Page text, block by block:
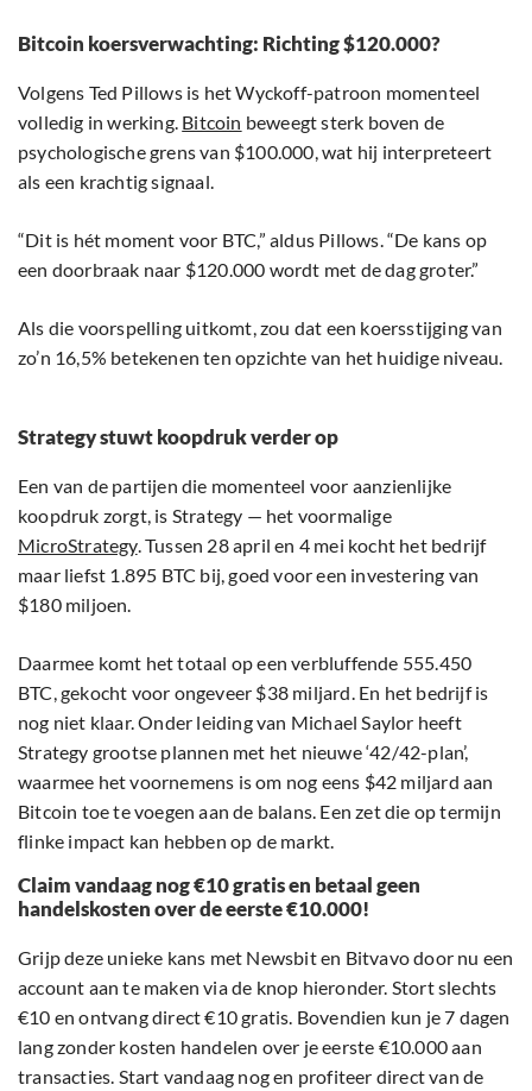
Bitcoin koersverwachting: Richting $120.000?
Volgens Ted Pillows is het Wyckoff-patroon momenteel
volledig in werking. Bitcoin beweegt sterk boven de
psychologische grens van $100.000, wat hij interpreteert
als een krachtig signaal.
“Dit is hét moment voor BTC,” aldus Pillows. “De kans op
een doorbraak naar $120.000 wordt met de dag groter.”
Als die voorspelling uitkomt, zou dat een koersstijging van
zo’n 16,5% betekenen ten opzichte van het huidige niveau.
Strategy stuwt koopdruk verder op
Een van de partijen die momenteel voor aanzienlijke
koopdruk zorgt, is Strategy — het voormalige
MicroStrategy. Tussen 28 april en 4 mei kocht het bedrijf
maar liefst 1.895 BTC bij, goed voor een investering van
$180 miljoen.
Daarmee komt het totaal op een verbluffende 555.450
BTC, gekocht voor ongeveer $38 miljard. En het bedrijf is
nog niet klaar. Onder leiding van Michael Saylor heeft
Strategy grootse plannen met het nieuwe ‘42/42-plan’,
waarmee het voornemens is om nog eens $42 miljard aan
Bitcoin toe te voegen aan de balans. Een zet die op termijn
flinke impact kan hebben op de markt.
Claim vandaag nog €10 gratis en betaal geen
handelskosten over de eerste €10.000!
Grijp deze unieke kans met Newsbit en Bitvavo door nu een
account aan te maken via de knop hieronder. Stort slechts
€10 en ontvang direct €10 gratis. Bovendien kun je 7 dagen
lang zonder kosten handelen over je eerste €10.000 aan
transacties. Start vandaag nog en profiteer direct van de